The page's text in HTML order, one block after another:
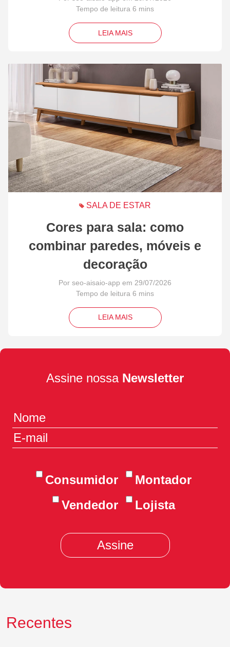
LEIA MAIS
SALA DE ESTAR
Cores para sala: como
combinar paredes, móveis e
decoração
Por seo-aisaio-app em 29/07/2026
LEIA MAIS
Assine nossa Newsletter
Consumidor
Montador
Vendedor
Lojista
Recentes